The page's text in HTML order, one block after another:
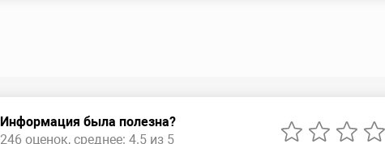
Информация была полезна?
246 оценок, среднее: 4.5 из 5